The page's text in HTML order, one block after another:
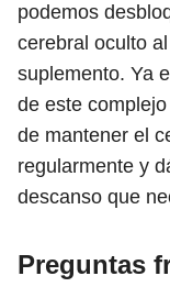
podemos
cerebral oculto
suplemento. Ya
de este
de mantener el
regularmente y
descanso que
Preguntas